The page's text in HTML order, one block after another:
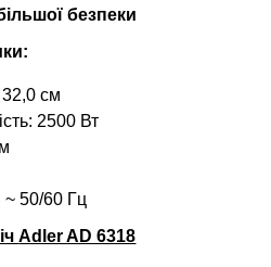
безпеки
32,0 см
2500 Вт
50/60 Гц
Adler AD 6318